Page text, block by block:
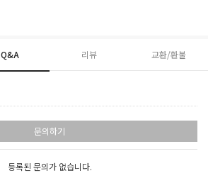
Q&A 리뷰 교환/환불
문의하기
등록된 문의가 없습니다.